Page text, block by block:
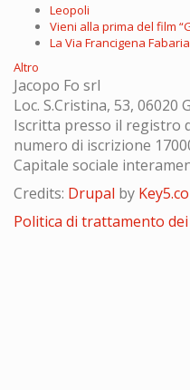
Leopoli
Vieni alla prima del film
La Via Francigena
Altro
Jacopo Fo srl
Loc. S.Cristina, 53, 06020
Iscritta presso il registro
numero di iscrizione
Capitale sociale
Credits: Drupal by
Politica di trattamento